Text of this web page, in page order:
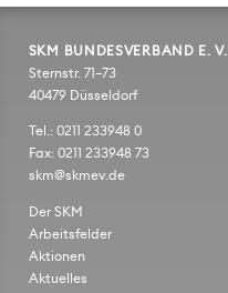
SKM BUNDESVERBAND E. V.
Sternstr. 71–73
40479 Düsseldorf
Tel.: 0211 233948 0
Fax: 0211 233948 73
skm@skmev.de
Der SKM
Arbeitsfelder
Aktionen
Aktuelles